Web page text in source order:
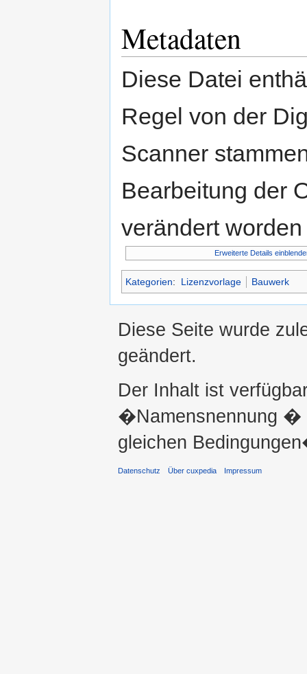
Metadaten
Diese Datei
Regel von der
Scanner
Bearbeitung der
verändert
Erweiterte Details
Kategorien: Lizenzvorlage Bauwerk
Diese Seite wurde
geändert.
Der Inhalt ist
�Namensnennung �
gleichen
Datenschutz Über cuxpedia Impressum